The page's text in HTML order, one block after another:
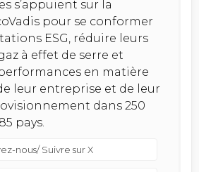
s’appuient sur la
pour se conformer
ESG, réduire leurs
à effet de serre et
en matière
leur entreprise et de leur
dans 250
pays.
nous/ Suivre sur X